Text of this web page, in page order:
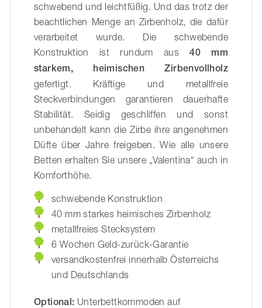
schwebend und leichtfüßig. Und das trotz der
beachtlichen Menge an Zirbenholz, die dafür
verarbeitet wurde. Die schwebende
Konstruktion ist rundum aus40 mm
starkem, heimischen Zirbenvollholz
gefertigt. Kräftige und metallfreie
Steckverbindungen garantieren dauerhafte
Stabilität. Seidig geschliffen und sonst
unbehandelt kann die Zirbe ihre angenehmen
Düfte über Jahre freigeben. Wie alle unsere
Betten erhalten Sie unsere „Valentina“ auch in
Komforthöhe.
schwebende Konstruktion
40 mm starkes heimisches Zirbenholz
metallfreies Stecksystem
6 Wochen Geld-zurück-Garantie
versandkostenfrei innerhalb Österreichs
und Deutschlands
Optional: Unterbettkommoden auf